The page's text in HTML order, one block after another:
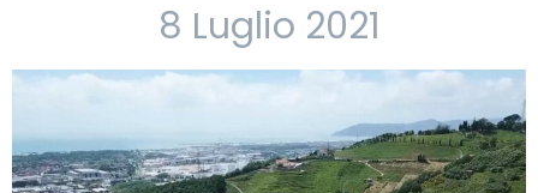
8 Luglio 2021